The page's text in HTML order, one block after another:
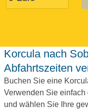
Korcula nach Sobra. Fähren, Preise und
Abfahrtszeiten
Buchen Sie eine
Verwenden Sie
und wählen Sie Ihre